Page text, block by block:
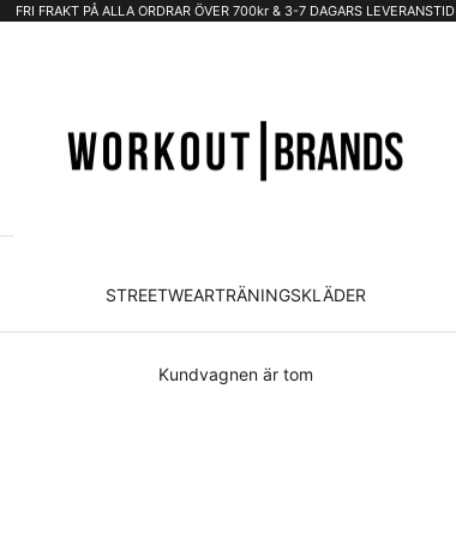
FRI FRAKT PÅ ALLA ORDRAR ÖVER 700kr & 3-7 DAGARS LEVERANSTID
STREETWEARTRÄNINGSKLÄDER
Kundvagnen är tom